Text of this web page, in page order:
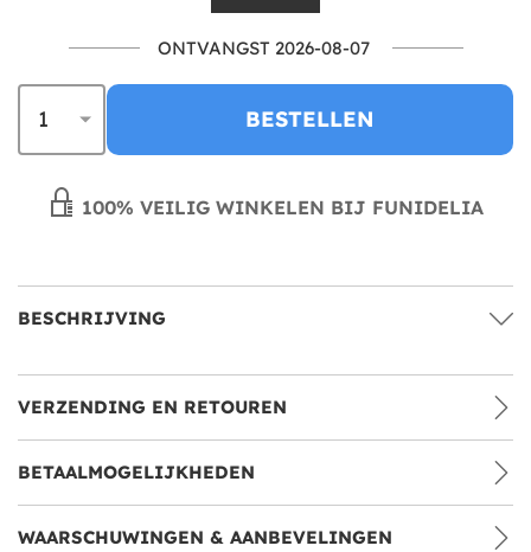
ONTVANGST 2026-08-07
BESTELLEN
100% VEILIG WINKELEN BIJ FUNIDELIA
BESCHRIJVING
VERZENDING EN RETOUREN
BETAALMOGELIJKHEDEN
WAARSCHUWINGEN & AANBEVELINGEN